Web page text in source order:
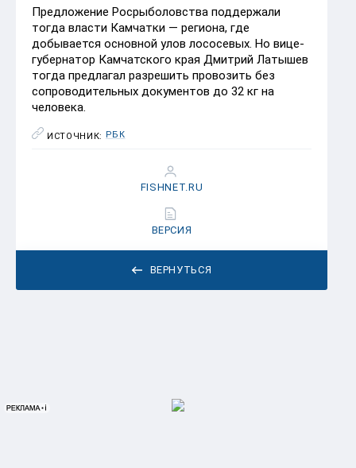
Предложение Росрыболовства поддержали
тогда власти Камчатки — региона, где
добывается основной улов лососевых. Но вице-
губернатор Камчатского края Дмитрий Латышев
тогда предлагал разрешить провозить без
сопроводительных документов до 32 кг на
человека.
ИСТОЧНИК: РБК
ВЕРНУТЬСЯ
FISHNET.RU
ВЕРСИЯ